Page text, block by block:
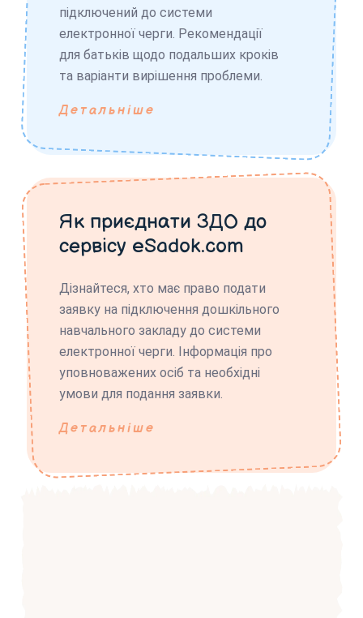
підключений до системи
електронної черги. Рекомендації
для батьків щодо подальших кроків
та варіанти вирішення проблеми.
Детальніше
Як приєднати ЗДО до
сервісу eSadok.com
Дізнайтеся, хто має право подати
заявку на підключення дошкільного
навчального закладу до системи
електронної черги. Інформація про
уповноважених осіб та необхідні
умови для подання заявки.
Детальніше